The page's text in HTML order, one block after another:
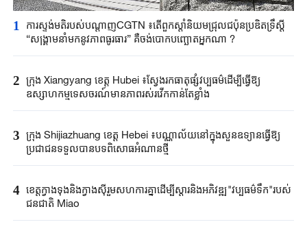
1
ការស្ទង់មតិរបស់បណ្តាញCGTN ៖តើពួកស្តាំនិយមជ្រុលជប៉ុនប្រឌិតទ្រឹស្តី
“សង្គ្រាមនាំមកនូវភាពធូរធារ” គឺចង់បោកបញ្ឆោតអ្នកណា ?
2 ក្រុង Xiangyang ខេត្ត Hubei ៖ស្វែងរកធាតុផ្សំវប្បធម៌ដើម្បីធ្វើឱ្យ
ឧស្សាហកម្មទេសចរណ៍មានភាពរស់រវើកកាន់តែខ្លាំង
3 ក្រុង Shijiazhuang ខេត្ត Hebei ៖បណ្ណាល័យនៅក្នុងសួនឧទ្យានធ្វើឱ្យ
ប្រជាជនទទួលបានបទពិសោធអំណានថ្មី
4 ខេត្តក្វាងទុងនិងក្វាងស៊ីរួមសហការគ្នាដើម្បីស្តារនិងអភិវឌ្ឍ"វប្បធម៌ទឹក"របស់
ជនជាតិ Miao